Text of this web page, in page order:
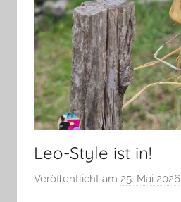
Leo-Style ist in!
Veröffentlicht am 25. Mai 2026